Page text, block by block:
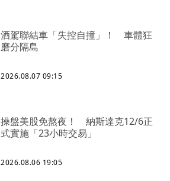
酒駕聯結車「失控自撞」！ 車體狂
磨分隔島
2026.08.07 09:15
操盤美股免熬夜！ 納斯達克12/6正
式實施「23小時交易」
2026.08.06 19:05